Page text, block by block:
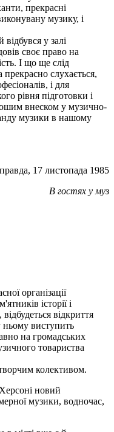
прекрасні
музику, і
у залі
своє право на
І що ще слід
слухається,
і для
рівня підготовки і
внеском у музично-
музики в нашому
17 листопада 1985
В гостях у муз
організації
історії і
відкриття
ньому виступить
на громадських
товариства
колективом.
новий
музики, водночас,